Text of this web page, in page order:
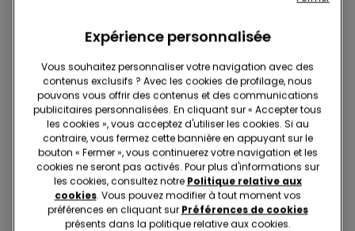
3+3 offerts
3 Couleurs
Collant Semi-opaque
40 Deniers Appearance
3+3 offerts
3 Couleurs
Collant Semi-opaque
40 Deniers Appearance
8,99 €
Expérience personnalisée
Vous souhaitez personnaliser votre navigation avec des
contenus exclusifs ? Avec les cookies de profilage, nous
pouvons vous offrir des contenus et des communications
publicitaires personnalisées. En cliquant sur « Accepter tous
les cookies », vous acceptez d'utiliser les cookies. Si au
contraire, vous fermez cette bannière en appuyant sur le
bouton « Fermer », vous continuerez votre navigation et les
cookies ne seront pas activés. Pour plus d'informations sur
les cookies, consultez notre Politique relative aux
cookies. Vous pouvez modifier à tout moment vos
préférences en cliquant sur Préférences de cookies
présents dans la politique relative aux cookies.